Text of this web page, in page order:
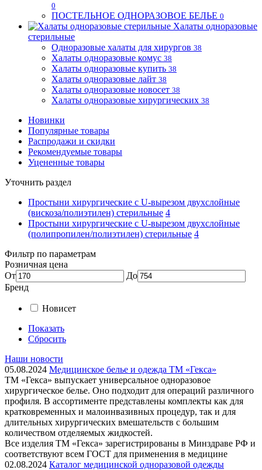
0
ПОСТЕЛЬНОЕ ОДНОРАЗОВОЕ БЕЛЬЕ 0
Халаты одноразовые
стерильные
Одноразовые халаты для хирургов 38
Халаты одноразовые комус 38
Халаты одноразовые купить 38
Халаты одноразовые лайт 38
Халаты одноразовые новосет 38
Халаты одноразовые хирургических 38
Новинки
Популярные товары
Распродажи и скидки
Рекомендуемые товары
Уцененные товары
Уточнить раздел
Простыни хирургические с U-вырезом двухслойные
(вискоза/полиэтилен) стерильные 4
Простыни хирургические с U-вырезом двухслойные
(полипропилен/полиэтилен) стерильные 4
Фильтр по параметрам
Розничная цена
От
До
Бренд
Новисет
Показать
Сбросить
Наши новости
05.08.2024 Медицинское белье и одежда ТМ «Гекса»
ТМ «Гекса» выпускает универсальное одноразовое
хирургическое белье. Оно подходит для операций различного
профиля. В ассортименте представлены комплекты как для
кратковременных и малоинвазивных процедур, так и для
длительных хирургических вмешательств с большим
количеством отделяемых жидкостей.
Все изделия ТМ «Гекса» зарегистрированы в Минздраве РФ и
соответствуют всем ГОСТ для применения в медицине
02.08.2024 Каталог медицинской одноразовой одежды